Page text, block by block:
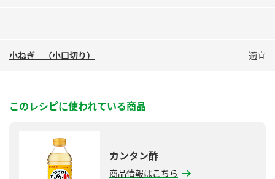
小ねぎ （小口切り） 適宜
このレシピに使われている商品
カンタン酢
商品情報はこちら